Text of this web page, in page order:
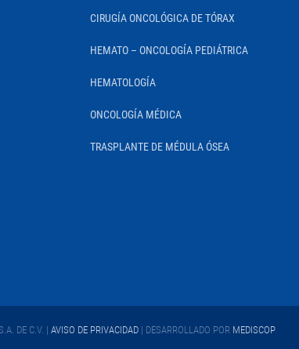
CIRUGÍA ONCOLÓGICA DE TÓRAX
HEMATO – ONCOLOGÍA PEDIÁTRICA
HEMATOLOGÍA
ONCOLOGÍA MÉDICA
TRASPLANTE DE MÉDULA ÓSEA
DE C.V. | AVISO DE PRIVACIDAD | DESARROLLADO POR MEDISCOP